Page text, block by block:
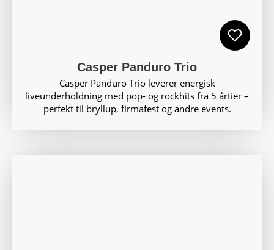
Casper Panduro Trio
Casper Panduro Trio leverer energisk
liveunderholdning med pop- og rockhits fra 5 årtier –
perfekt til bryllup, firmafest og andre events.